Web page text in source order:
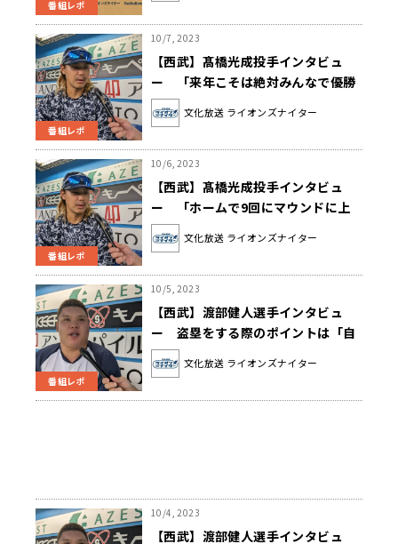
番組レポ
番組レポ
10/7, 2023
【西武】髙橋光成投手インタビュ
ー 「来年こそは絶対みんなで優勝
して笑ってシーズンを終えたい」
文化放送 ライオンズナイター
番組レポ
10/6, 2023
【西武】髙橋光成投手インタビュ
ー 「ホームで9回にマウンドに上
がる時のファンの方の声援はやはり
特別ですし、言葉で表現するのが難
文化放送 ライオンズナイター
番組レポ
10/5, 2023
【西武】渡部健人選手インタビュ
ー 盗塁をする際のポイントは「自
分の勘を信じて思い切ってやってい
ます」
文化放送 ライオンズナイター
10/4, 2023
【西武】渡部健人選手インタビュ